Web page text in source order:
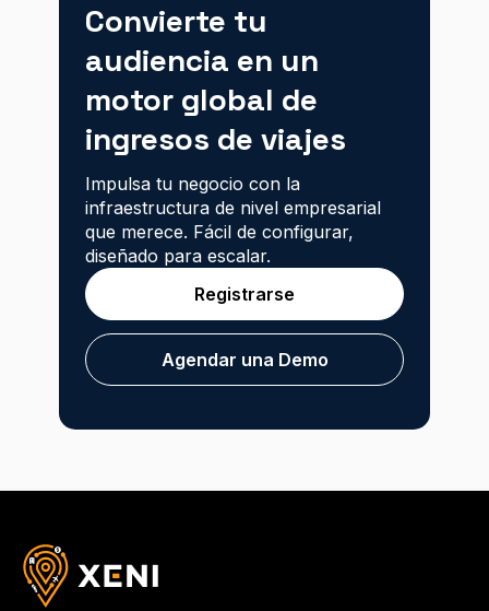
Convierte tu
audiencia en un
motor global de
ingresos de viajes
Impulsa tu negocio con la
infraestructura de nivel empresarial
que merece. Fácil de configurar,
diseñado para escalar.
Registrarse
Agendar una Demo